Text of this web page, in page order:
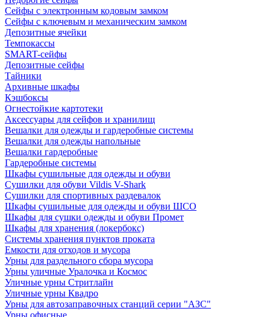
Сейфы с электронным кодовым замком
Сейфы с ключевым и механическим замком
Депозитные ячейки
Темпокассы
SMART-сейфы
Депозитные сейфы
Тайники
Архивные шкафы
Кэшбоксы
Огнестойкие картотеки
Аксессуары для сейфов и хранилищ
Вешалки для одежды и гардеробные системы
Вешалки для одежды напольные
Вешалки гардеробные
Гардеробные системы
Шкафы сушильные для одежды и обуви
Сушилки для обуви Vildis V-Shark
Сушилки для спортивных раздевалок
Шкафы сушильные для одежды и обуви ШСО
Шкафы для сушки одежды и обуви Промет
Шкафы для хранения (локербокс)
Системы хранения пунктов проката
Емкости для отходов и мусора
Урны для раздельного сбора мусора
Урны уличные Уралочка и Космос
Уличные урны Стритлайн
Уличные урны Квадро
Урны для автозаправочных станций серии "АЗС"
Урны офисные